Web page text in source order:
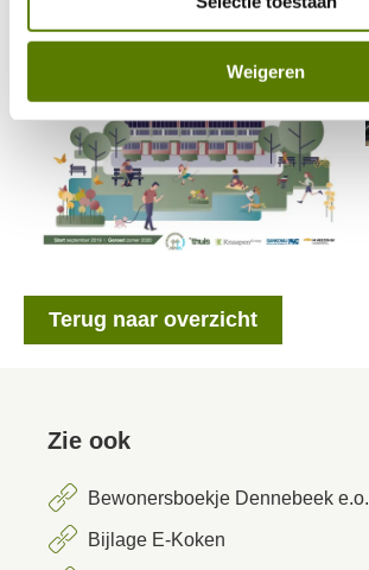
Weigeren
Terug naar overzicht
Zie ook
Bewonersboekje Dennebeek e.o.
Bijlage E-Koken